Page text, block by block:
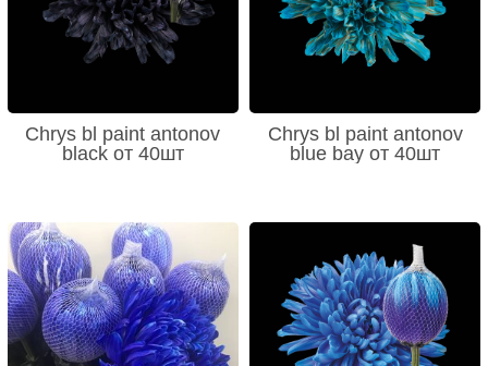
Chrys bl paint antonov
black от 40шт
Chrys bl paint antonov
blue bay от 40шт